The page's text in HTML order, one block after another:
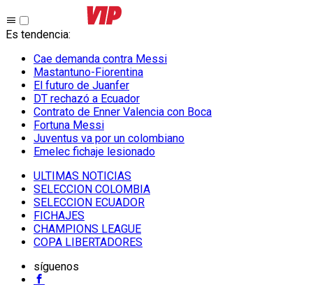
Es tendencia:
Cae demanda contra Messi
Mastantuno-Fiorentina
El futuro de Juanfer
DT rechazó a Ecuador
Contrato de Enner Valencia con Boca
Fortuna Messi
Juventus va por un colombiano
Emelec fichaje lesionado
ULTIMAS NOTICIAS
SELECCION COLOMBIA
SELECCION ECUADOR
FICHAJES
CHAMPIONS LEAGUE
COPA LIBERTADORES
síguenos